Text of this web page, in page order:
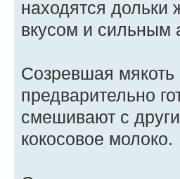
находятся
вкусом и сильным
Созревшая мякоть
предварительно
смешивают с
кокосовое молоко.